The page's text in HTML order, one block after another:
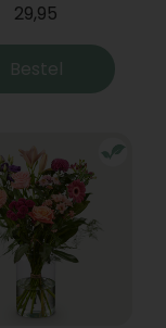
29,95
Bestel